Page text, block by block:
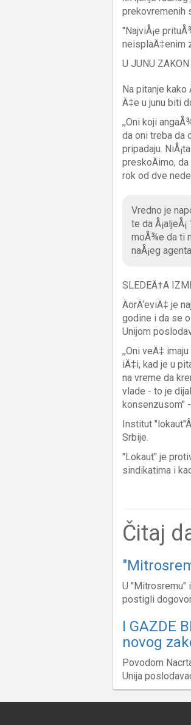
prekovremenih
"NajviÅ¡e
neisplaÄ‡enim
U JUNU
Na pitanje kako
Ä‡e u junu biti
,,Oni koji
da oni treba da
pripadaju.
preskoÄimo,
rok od dve
Vredno je
te da
moÅ¾e da ti
naÅ¡eg
SLEDEÄ†A
ÄorÄ‘eviÄ‡ je
godine i da se
Unijom
,,Oni veÄ‡
iÄ‡i, kad je u
na vreme da
vlade - to je
konsenzusom" -
Institut
Srbije.
"Lokaut" je
sindikatima i
Čitaj
U "Mitrosremu"
postigli
I GAZDE
novog
Povodom
Unija